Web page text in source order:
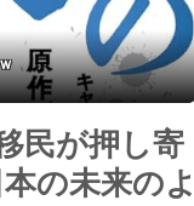
民が押し寄
の未来のよ